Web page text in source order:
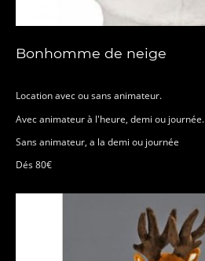
Bonhomme de neige
Location avec ou sans animateur.
Avec animateur à l'heure, demi ou journée.
Sans animateur, a la demi ou journée
Dés 80€